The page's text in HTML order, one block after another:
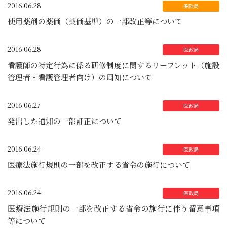
2016.06.28
使用薬剤の薬価（薬価基準）の一部改正等について
2016.06.28
看護師の特定行為に係る研修制度に関するリーフレット（施設
管理者・看護管理者向け）の周知について
2016.06.27
発出した通知の一部訂正について
2016.06.24
医療法施行規則の一部を改正する省令の施行について
2016.06.24
医療法施行規則の一部を改正する省令の施行に伴う留意事項
等について